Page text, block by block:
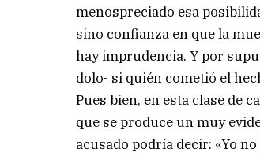
menospreciado esa
sino confianza en que la
hay imprudencia. Y por
dolo- si quién cometió el
Pues bien, en esta clase de
que se produce un muy
acusado podría decir: «Yo